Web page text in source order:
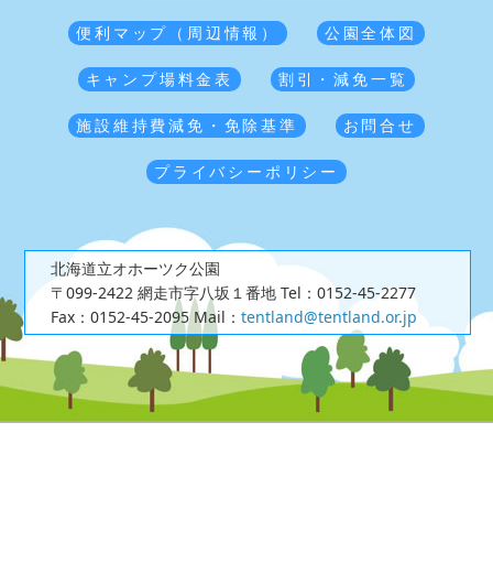
便利マップ（周辺情報） 公園全体図
キャンプ場料金表 割引・減免一覧
施設維持費減免・免除基準 お問合せ
プライバシーポリシー
北海道立オホーツク公園
〒099-2422 網走市字八坂１番地 Tel：0152-45-2277
Fax：0152-45-2095Mail： tentland@tentland.or.jp